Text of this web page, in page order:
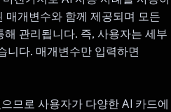
매개변수와 함께 제공되며 모든
관리됩니다. 즉, 사용자는 세부
니다. 매개변수만 입력하면
므로 사용자가 다양한 AI 카드에